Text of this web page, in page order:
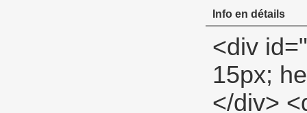
Info en détails
<div id="ali-anchor-description" style="margin-top: 15px; height: 22px;" data-section="description">&nbsp;</div> <div id="ali-title-description" style="margin-top: 15px; margin-bottom: 7px;"><div style="height: 13px; padding: 8px 0; border-bottom: 1px solid #ddd;"> <span style="background-color: #ddd; color: #333; font-weight: bold; padding: 8px 15px; line-height: 13px;"> Description du produit </span> <span style="font-family: Verdana, Arial, Helvetica, sans-serif;">&nbsp;&nbsp;</span></div></div> <p> <span style="font-size: 18px;"> <strong> Pour Plombiers et tuyau monteurs </strong> </span> </p> <p> <span style="font-style: normal; font-weight: normal; font-size: 14px; line-height: normal;"> Professionnel (milieu) PTFE tape </span> </p> <p> <span style="font-size: 14px;"> <span style="font-style: normal; font-weight: normal; line-height: normal;"> Professionnel PTFE tape </span> <span style="font-style: normal; font-weight: normal; line-height: normal; font-family: Arial;"> pour être utilisé comme un général-but </span> <span style="font-style: normal; font-weight: normal; line-height: normal;"> pour gaz, eau, huile, air et bas </span> <span style="font-style: normal; font-weight: normal; line-height: normal; font-family: Arial;"> pression </span> <span style="font-style: normal; font-weight: normal; line-height: normal;"> lignes. </span> <span style="font-style: normal; font-weight: normal; line-height: normal; font-family: Arial;"> </span> <span style="font-style: normal; font-weight: normal; line-height: normal;"> </span> </span> </p> <p></p> <table